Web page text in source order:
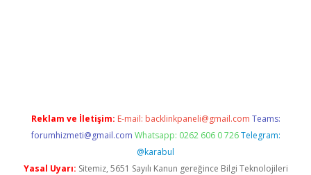
Reklam ve İletişim: E-mail: backlinkpaneli@gmail.com Teams:
forumhizmeti@gmail.com Whatsapp: 0262 606 0 726 Telegram:
@karabul
Yasal Uyarı: Sitemiz, 5651 Sayılı Kanun gereğince Bilgi Teknolojileri